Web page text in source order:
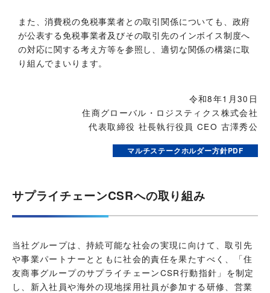
また、消費税の免税事業者との取引関係についても、政府
が公表する免税事業者及びその取引先のインボイス制度へ
の対応に関する考え方等を参照し、適切な関係の構築に取
り組んでまいります。
令和8年1月30日
住商グローバル・ロジスティクス株式会社
代表取締役 社長執行役員 CEO 古澤秀公
マルチステークホルダー方針PDF
サプライチェーンCSRへの取り組み
当社グループは、持続可能な社会の実現に向けて、取引先
や事業パートナーとともに社会的責任を果たすべく、「住
友商事グループのサプライチェーンCSR行動指針」を制定
し、新入社員や海外の現地採用社員が参加する研修、営業